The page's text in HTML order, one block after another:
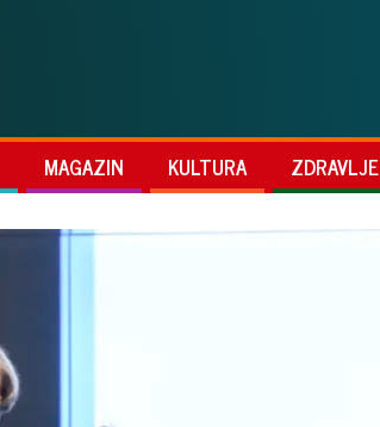
MAGAZIN KULTURA ZDRAVLJE